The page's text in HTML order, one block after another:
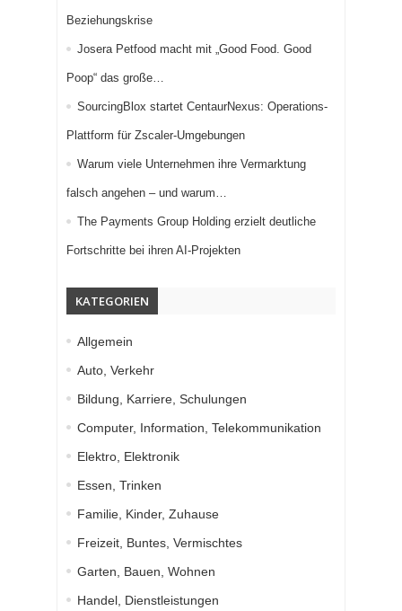
Beziehungskrise
Josera Petfood macht mit „Good Food. Good
Poop“ das große…
SourcingBlox startet CentaurNexus: Operations-
Plattform für Zscaler-Umgebungen
Warum viele Unternehmen ihre Vermarktung
falsch angehen – und warum…
The Payments Group Holding erzielt deutliche
Fortschritte bei ihren AI-Projekten
KATEGORIEN
Allgemein
Auto, Verkehr
Bildung, Karriere, Schulungen
Computer, Information, Telekommunikation
Elektro, Elektronik
Essen, Trinken
Familie, Kinder, Zuhause
Freizeit, Buntes, Vermischtes
Garten, Bauen, Wohnen
Handel, Dienstleistungen